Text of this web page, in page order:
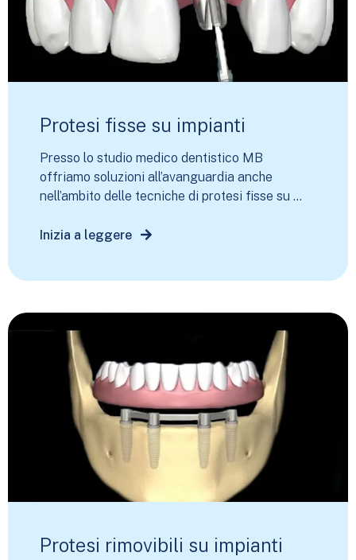
Protesi fisse su impianti
Presso lo studio medico dentistico MB
offriamo soluzioni all’avanguardia anche
nell’ambito delle tecniche di protesi fisse su ...
Inizia a leggere
Protesi rimovibili su impianti